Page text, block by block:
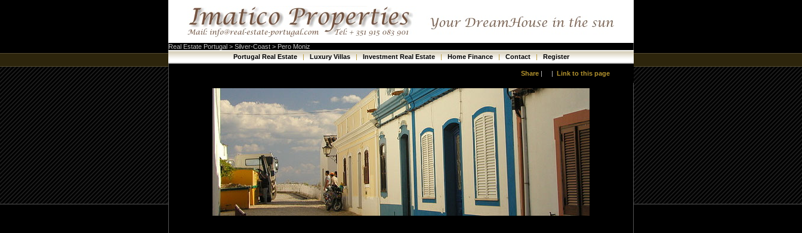
Real Estate Portugal > Silver-Coast > Pero Moniz
Portugal Real Estate | Luxury Villas | Investment Real Estate | Home Finance | Contact | Register
Share | | Link to this page